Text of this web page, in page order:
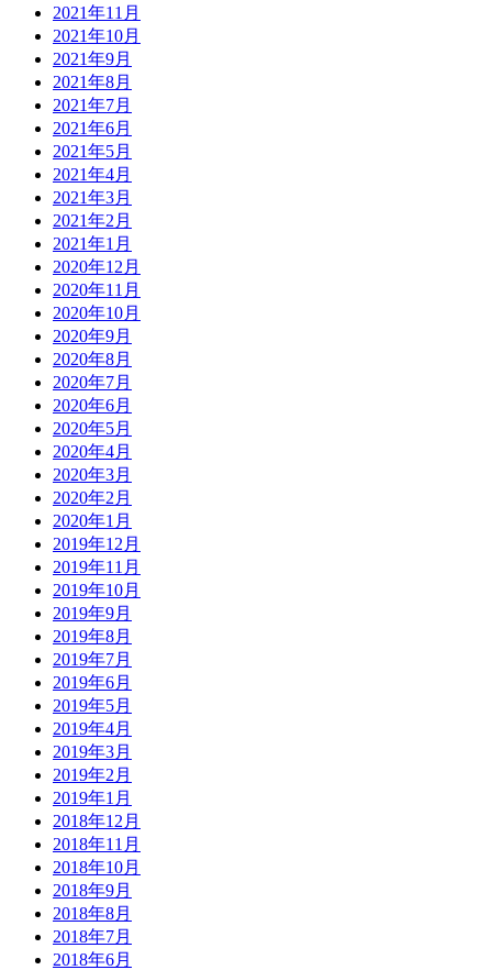
2021年11月
2021年10月
2021年9月
2021年8月
2021年7月
2021年6月
2021年5月
2021年4月
2021年3月
2021年2月
2021年1月
2020年12月
2020年11月
2020年10月
2020年9月
2020年8月
2020年7月
2020年6月
2020年5月
2020年4月
2020年3月
2020年2月
2020年1月
2019年12月
2019年11月
2019年10月
2019年9月
2019年8月
2019年7月
2019年6月
2019年5月
2019年4月
2019年3月
2019年2月
2019年1月
2018年12月
2018年11月
2018年10月
2018年9月
2018年8月
2018年7月
2018年6月